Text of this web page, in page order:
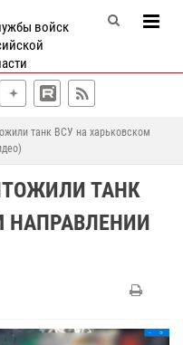
войск
танк ВСУ на харьковском
ТАНК
НАПРАВЛЕНИИ